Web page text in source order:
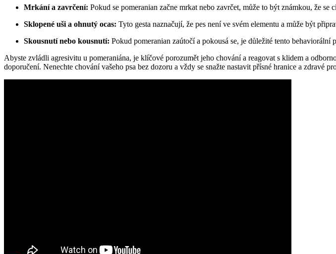
Mrkání a zavrčení: Pokud se pomeranian začne mrkat nebo zavrčet, může to být známkou, že se
Sklopené uši a ohnutý ocas: Tyto gesta naznačují, že pes není ve svém elementu a může být
Skousnutí‍ nebo kousnutí: Pokud ⁣pomeranian zaútočí a pokousá se, ⁤je ⁤důležité tento behaviorální
Abyste zvládli agresivitu u ‍pomeraniána, je klíčové porozumět jeho chování a reagovat s klidem a
doporučení. Nenechte chování vašeho psa bez‌ dozoru a vždy se ⁣snažte nastavit přísné hranice a ‌zdravé